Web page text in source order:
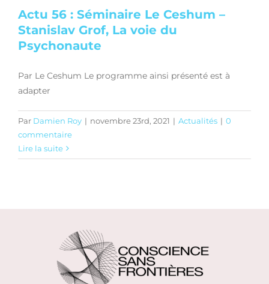
Actu 56 : Séminaire Le Ceshum –
Stanislav Grof, La voie du
Psychonaute
Par Le Ceshum Le programme ainsi présenté est à
adapter
Par Damien Roy | novembre 23rd, 2021 | Actualités | 0
commentaire
Lire la suite